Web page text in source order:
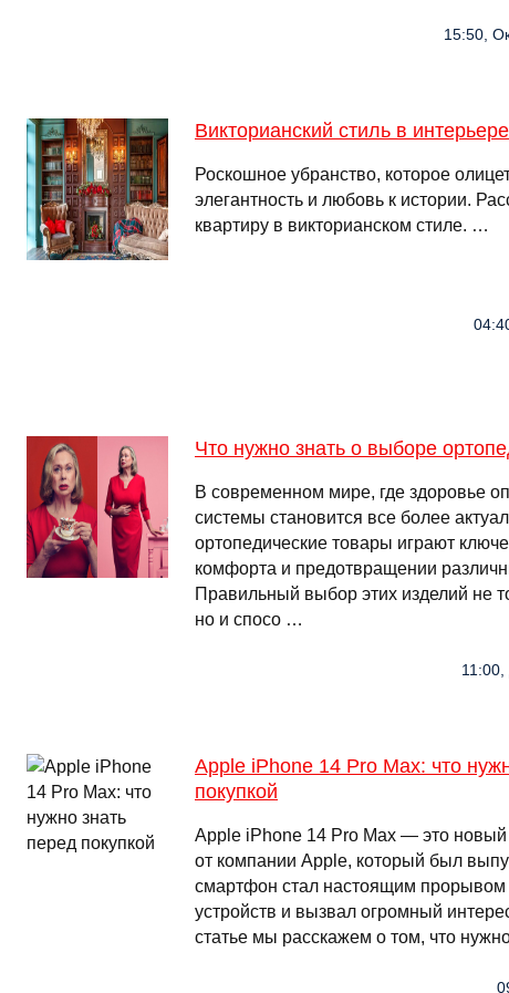
15:50,
Викторианский стиль в
Роскошное убранство, которое
элегантность и любовь к истории.
квартиру в викторианском стиле. …
Что нужно знать о выборе
В современном мире, где здоровье
системы становится все более
ортопедические товары играют
комфорта и предотвращении
Правильный выбор этих изделий не
но и спосо …
Apple iPhone 14 Pro Max: что
покупкой
Apple iPhone 14 Pro Max — это
от компании Apple, который был
смартфон стал настоящим
устройств и вызвал огромный
статье мы расскажем о том, что